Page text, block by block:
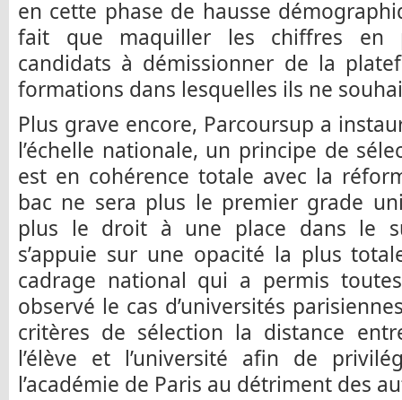
en cette phase de hausse
fait que maquiller les chiffres en
candidats à démissionner de la
formations dans lesquelles ils ne
Plus grave encore, Parcoursup a
l’échelle nationale, un principe de
est en cohérence totale avec la
bac ne sera plus le premier grade
plus le droit à une place dans le
s’appuie sur une opacité la plus
cadrage national qui a permis
observé le cas d’universités
critères de sélection la distance
l’élève et l’université afin de
l’académie de Paris au détriment des